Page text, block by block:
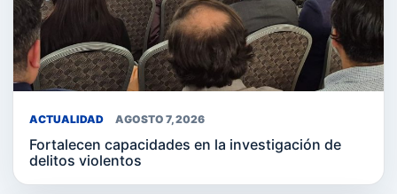
ACTUALIDAD AGOSTO 7, 2026
Fortalecen capacidades en la investigación de
delitos violentos